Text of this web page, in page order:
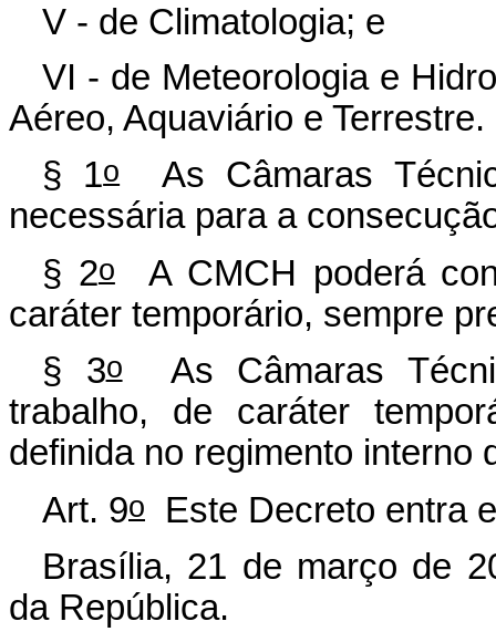
V - de Climatologia; e
VI - de Meteorologia e
Aéreo, Aquaviário e Terrestre.
§ 1oAs Câmaras
necessária para a
§ 2oA CMCH poderá
caráter temporário, sempre
§ 3oAs Câmaras
trabalho, de caráter
definida no regimento interno
Art. 9o
Este Decreto entra
Brasília, 21 de março de
da República.